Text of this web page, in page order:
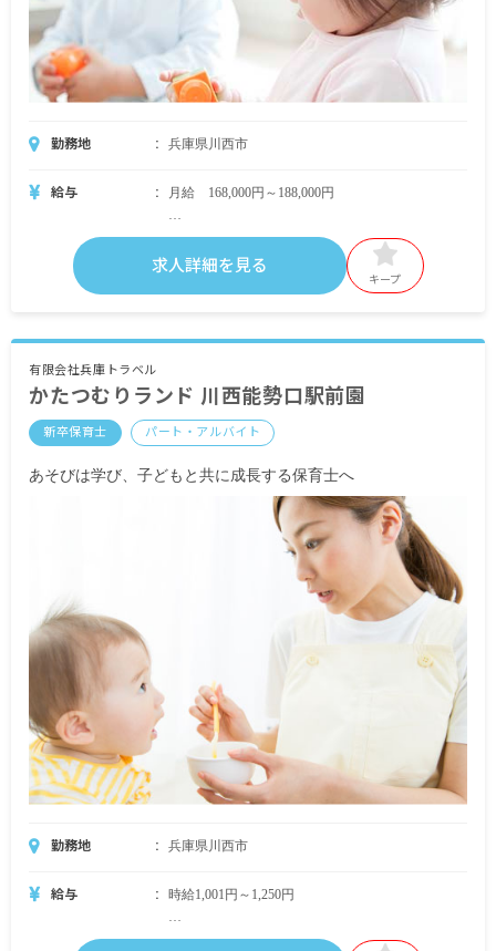
勤務地 兵庫県川西市
給与 月給 168,000円～188,000円
・月給内訳
基本給 162,000円～182,000円
職務手当 2,000円
昇給有 1カ月あたり5,000円～10,000円（前年度実
求人詳細を見る
キープ
有限会社兵庫トラベル
かたつむりランド 川西能勢口駅前園
新卒保育士 パート・アルバイト
あそびは学び、子どもと共に成長する保育士へ
勤務地 兵庫県川西市
給与 時給1,001円～1,250円
・別途支給手当